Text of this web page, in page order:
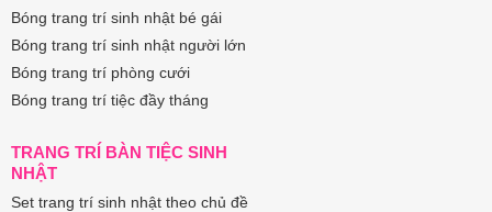
Bóng trang trí sinh nhật bé gái
Bóng trang trí sinh nhật người lớn
Bóng trang trí phòng cưới
Bóng trang trí tiệc đầy tháng
TRANG TRÍ BÀN TIỆC SINH
NHẬT
Set trang trí sinh nhật theo chủ đề